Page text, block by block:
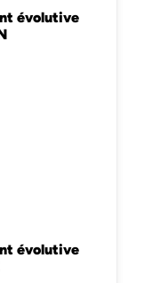
évolutive
évolutive